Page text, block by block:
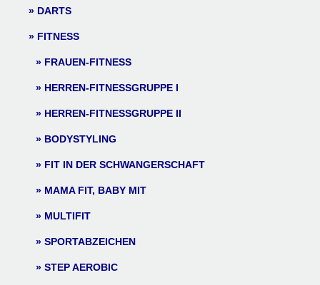
DARTS
FITNESS
FRAUEN-FITNESS
HERREN-FITNESSGRUPPE I
HERREN-FITNESSGRUPPE II
BODYSTYLING
FIT IN DER SCHWANGERSCHAFT
MAMA FIT, BABY MIT
MULTIFIT
SPORTABZEICHEN
STEP AEROBIC